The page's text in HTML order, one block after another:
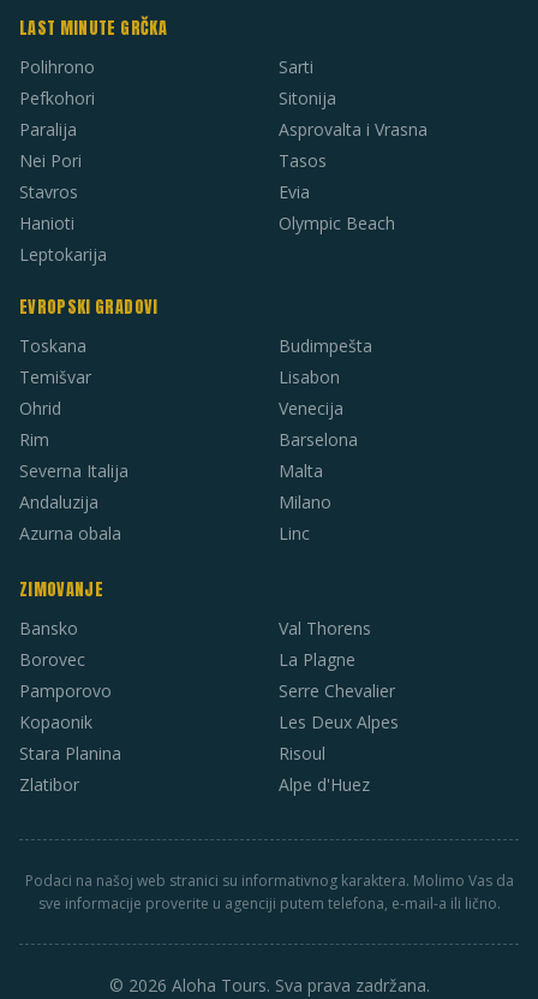
LAST MINUTE GRČKA
Polihrono
Pefkohori
Paralija
Nei Pori
Stavros
Hanioti
Leptokarija
Sarti
Sitonija
Asprovalta i Vrasna
Tasos
Evia
Olympic Beach
EVROPSKI GRADOVI
Toskana
Temišvar
Ohrid
Rim
Severna Italija
Andaluzija
Azurna obala
Budimpešta
Lisabon
Venecija
Barselona
Malta
Milano
Linc
ZIMOVANJE
Bansko
Borovec
Pamporovo
Kopaonik
Stara Planina
Zlatibor
Val Thorens
La Plagne
Serre Chevalier
Les Deux Alpes
Risoul
Alpe d'Huez
Podaci na našoj web stranici su informativnog karaktera. Molimo Vas da
sve informacije proverite u agenciji putem telefona, e-mail-a ili lično.
© 2026 Aloha Tours. Sva prava zadržana.